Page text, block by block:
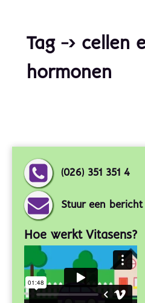
Tag -> cellen
hormonen
(026) 351 351 4
Stuur een bericht
Hoe werkt Vitasens?